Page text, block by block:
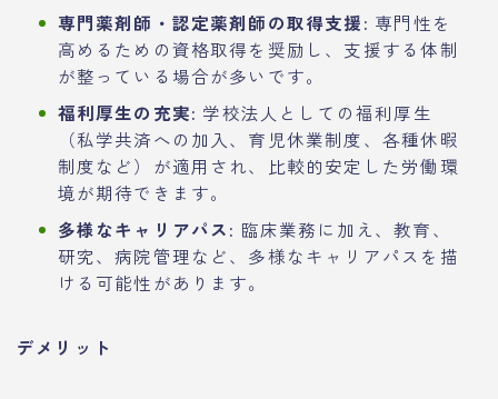
専門薬剤師・認定薬剤師の取得支援: 専門性を
高めるための資格取得を奨励し、支援する体制
が整っている場合が多いです。
福利厚生の充実: 学校法人としての福利厚生
（私学共済への加入、育児休業制度、各種休暇
制度など）が適用され、比較的安定した労働環
境が期待できます。
多様なキャリアパス: 臨床業務に加え、教育、
研究、病院管理など、多様なキャリアパスを描
ける可能性があります。
デメリット